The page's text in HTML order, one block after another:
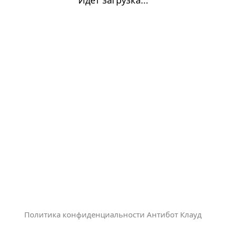
Политика конфиденциальности Антибот Клауд